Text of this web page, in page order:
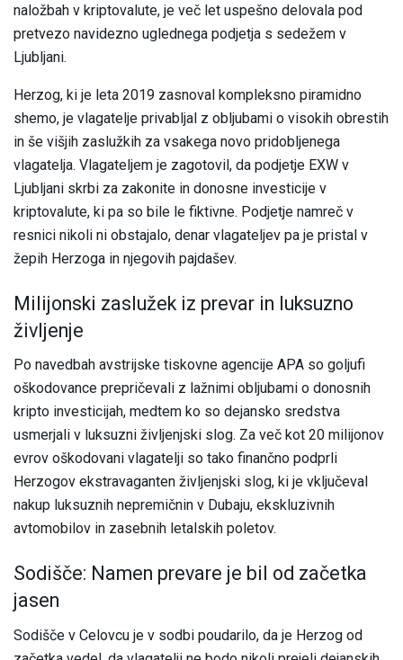
naložbah v kriptovalute, je več let uspešno delovala pod
pretvezo navidezno uglednega podjetja s sedežem v
Ljubljani.
Herzog, ki je leta 2019 zasnoval kompleksno piramidno
shemo, je vlagatelje privabljal z obljubami o visokih obrestih
in še višjih zaslužkih za vsakega novo pridobljenega
vlagatelja. Vlagateljem je zagotovil, da podjetje EXW v
Ljubljani skrbi za zakonite in donosne investicije v
kriptovalute, ki pa so bile le fiktivne. Podjetje namreč v
resnici nikoli ni obstajalo, denar vlagateljev pa je pristal v
žepih Herzoga in njegovih pajdašev.
Milijonski zaslužek iz prevar in luksuzno
življenje
Po navedbah avstrijske tiskovne agencije APA so goljufi
oškodovance prepričevali z lažnimi obljubami o donosnih
kripto investicijah, medtem ko so dejansko sredstva
usmerjali v luksuzni življenjski slog. Za več kot 20 milijonov
evrov oškodovani vlagatelji so tako finančno podprli
Herzogov ekstravaganten življenjski slog, ki je vključeval
nakup luksuznih nepremičnin v Dubaju, ekskluzivnih
avtomobilov in zasebnih letalskih poletov.
Sodišče: Namen prevare je bil od začetka
jasen
Sodišče v Celovcu je v sodbi poudarilo, da je Herzog od